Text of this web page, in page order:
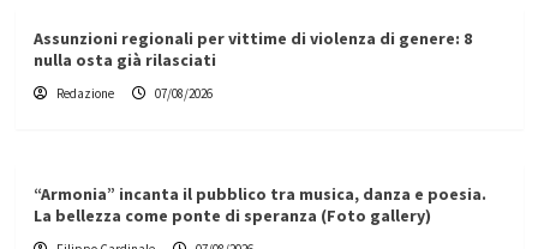
Assunzioni regionali per vittime di violenza di genere: 8
nulla osta già rilasciati
Redazione 07/08/2026
“Armonia” incanta il pubblico tra musica, danza e poesia.
La bellezza come ponte di speranza (Foto gallery)